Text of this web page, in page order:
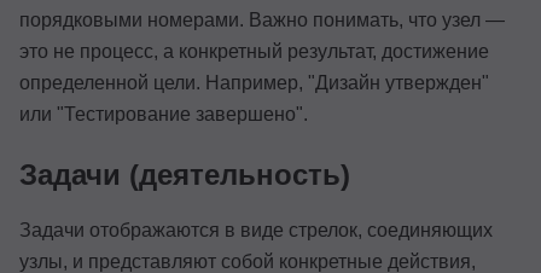
порядковыми номерами. Важно понимать, что узел —
это не процесс, а конкретный результат, достижение
определенной цели. Например, "Дизайн утвержден"
или "Тестирование завершено".
Задачи (деятельность)
Задачи отображаются в виде стрелок, соединяющих
узлы, и представляют собой конкретные действия,